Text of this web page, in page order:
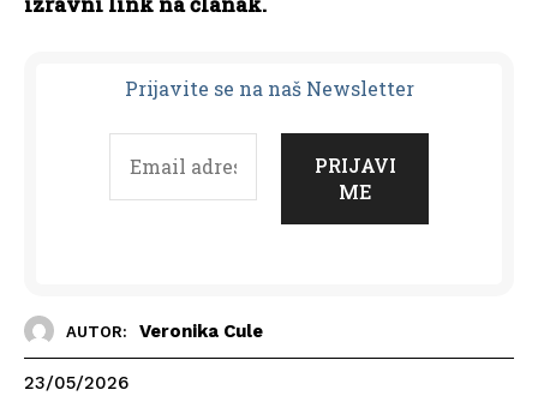
Prijavite se na naš Newsletter
AUTOR: Veronika Cule
23/05/2026